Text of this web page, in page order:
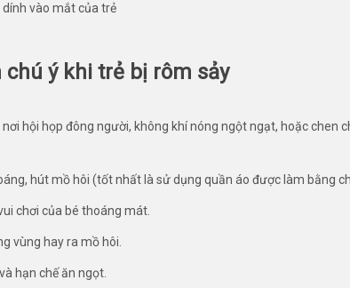
dính vào mắt của trẻ
chú ý khi trẻ bị rôm sảy
hội họp đông người, không khí nóng ngột ngạt, hoặc chen
hút mồ hôi (tốt nhất là sử dụng quần áo được làm bằng
chơi của bé thoáng mát.
vùng hay ra mồ hôi.
hạn chế ăn ngọt.